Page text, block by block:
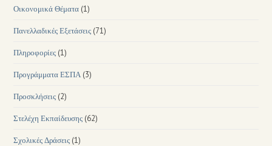
Οικονομικά Θέματα (1)
Πανελλαδικές Εξετάσεις (71)
Πληροφορίες (1)
Προγράμματα ΕΣΠΑ (3)
Προσκλήσεις (2)
Στελέχη Εκπαίδευσης (62)
Σχολικές Δράσεις (1)